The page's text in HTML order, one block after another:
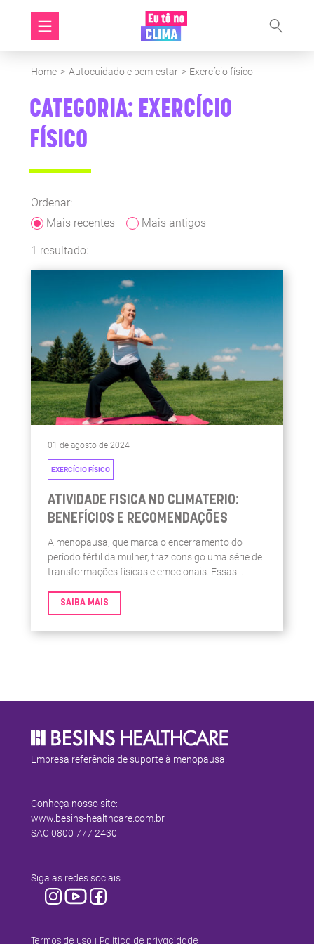
Home > Autocuidado e bem-estar > Exercício físico
CATEGORIA: EXERCÍCIO
FÍSICO
1 resultado:
Ordenar:
Mais recentes
Mais antigos
01 de agosto de 2024
EXERCÍCIO FÍSICO
ATIVIDADE FÍSICA NO CLIMATÉRIO:
BENEFÍCIOS E RECOMENDAÇÕES
A menopausa, que marca o encerramento do
período fértil da mulher, traz consigo uma série de
transformações físicas e emocionais. Essas
menstruação, durante o que é chamado de
climatério. Um conjunto abrangente de sinais e
sintomas caracteriza essa fase, embora nem
SAIBA MAIS
Empresa referência de suporte à menopausa.
Conheça nosso site:
www.besins-healthcare.com.br
SAC0800 777 2430
Siga as redes sociais
Termos de uso Política de privacidade